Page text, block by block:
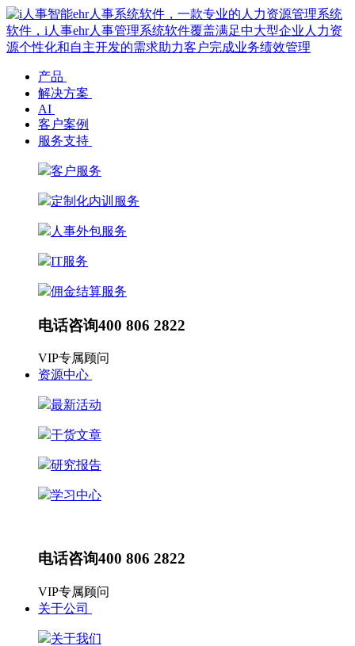
产品
解决方案
AI
客户案例
服务支持
客户服务
定制化内训服务
人事外包服务
IT服务
佣金结算服务
电话咨询400 806 2822
VIP专属顾问
资源中心
最新活动
干货文章
研究报告
学习中心
电话咨询400 806 2822
VIP专属顾问
关于公司
关于我们